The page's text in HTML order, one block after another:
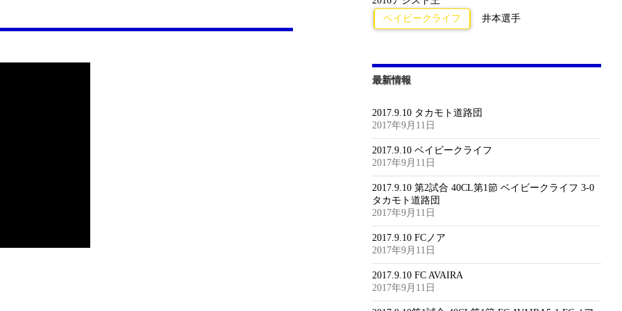
ベイビークライフ
井本選手
最新情報
2017.9.10 タカモト道路団
2017年9月11日
2017.9.10 ベイビークライフ
2017年9月11日
2017.9.10 第2試合 40CL第1節 ベイビークライフ 3-0
タカモト道路団
2017年9月11日
2017.9.10 FCノア
2017年9月11日
2017.9.10 FC AVAIRA
2017年9月11日